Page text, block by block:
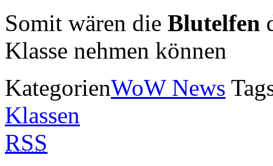
Somit wären die Blutelfen
Klasse nehmen können
KategorienWoW News
Klassen
RSS